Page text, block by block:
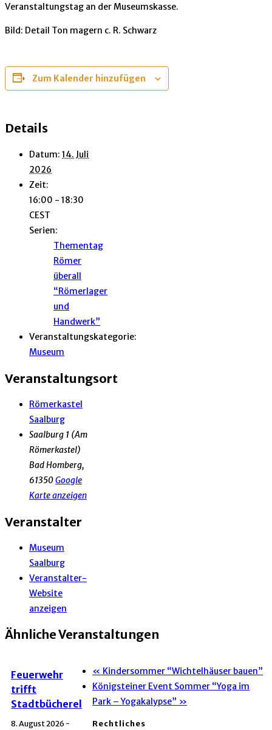
Veranstaltungstag an der Museumskasse.
Bild: Detail Ton magern c. R. Schwarz
Zum Kalender hinzufügen
Details
Datum: 14. Juli
2026
Zeit:
16:00 - 18:30
CEST
Serien:
Thementag
Römer
überall
“Römerlager
und
Handwerk”
Veranstaltungskategorie:
Museum
Veranstaltungsort
Römerkastel
Saalburg
Saalburg 1 (Am
Römerkastel)
Bad Homberg,
61350Google
Karte anzeigen
Veranstalter
Museum
Saalburg
Veranstalter-
Website
anzeigen
Ähnliche Veranstaltungen
Feuerwehr
trifft
Stadtbücherel
8. August 2026 -
« Kindersommer “Wichtelhäuser bauen”
Königsteiner Event Sommer “Yoga im
Park – Yogakalypse” »
Rechtliches